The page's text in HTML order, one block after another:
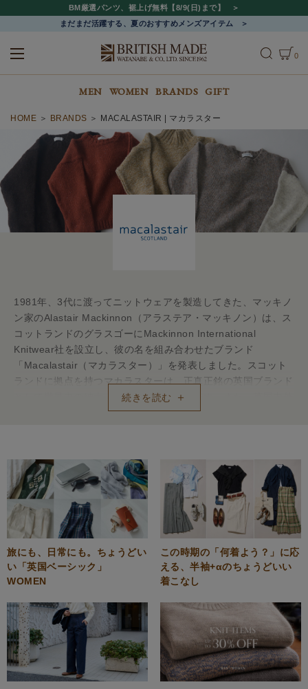
BM厳選パンツ、裾上げ無料【8/9(日)まで】
まだまだ活躍する、夏のおすすめメンズアイテム
0
MEN WOMEN BRANDS GIFT
HOME BRANDS MACALASTAIR | マカラスター
続きを読む
1981年、3代に渡ってニットウェアを製造してきた、マッキノ
ン家のAlastair Mackinnon（アラステア・マッキノン）は、ス
コットランドのグラスゴーにMackinnon International
Knitwear社を設立し、彼の名を組み合わせたブランド
「Macalastair（マカラスター）」を発表しました。スコット
ランドに拠点を持つマカラスターは、正真正銘の英国ブランド
として世界中の紳士・淑女に愛されています。また、英国内外
問わずあらゆる著名ブランドやデザイナーの生産を行ってきた
旅にも、日常にも。ちょうどい
い「英国ベーシック」
WOMEN
この時期の「何着よう？」に応
える、半袖+αのちょうどいい
着こなし